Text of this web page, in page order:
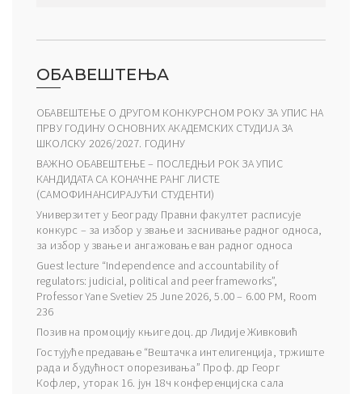
ОБАВЕШТЕЊА
ОБАВЕШТЕЊЕ О ДРУГОМ КОНКУРСНОМ РОКУ ЗА УПИС НА
ПРВУ ГОДИНУ ОСНОВНИХ АКАДЕМСКИХ СТУДИЈА ЗА
ШКОЛСКУ 2026/2027. ГОДИНУ
ВАЖНО ОБАВЕШТЕЊЕ – ПОСЛЕДЊИ РОК ЗА УПИС
КАНДИДАТА СА КОНАЧНЕ РАНГ ЛИСТЕ
(САМОФИНАНСИРАЈУЋИ СТУДЕНТИ)
Универзитет у Београду Правни факултет расписује
конкурс – за избор у звање и заснивање радног односа,
за избор у звање и ангажовање ван радног односа
Guest lecture “Independence and accountability of
regulators: judicial, political and peer frameworks”,
Professor Yane Svetiev 25 June 2026, 5.00 – 6.00 PM, Room
236
Позив на промоцију књиге доц. др Лидије Живковић
Гостујуће предавање “Вештачка интелигенција, тржиште
рада и будућност опорезивања” Проф. др Георг
Кофлер, уторак 16. јун 18ч конференцијска сала